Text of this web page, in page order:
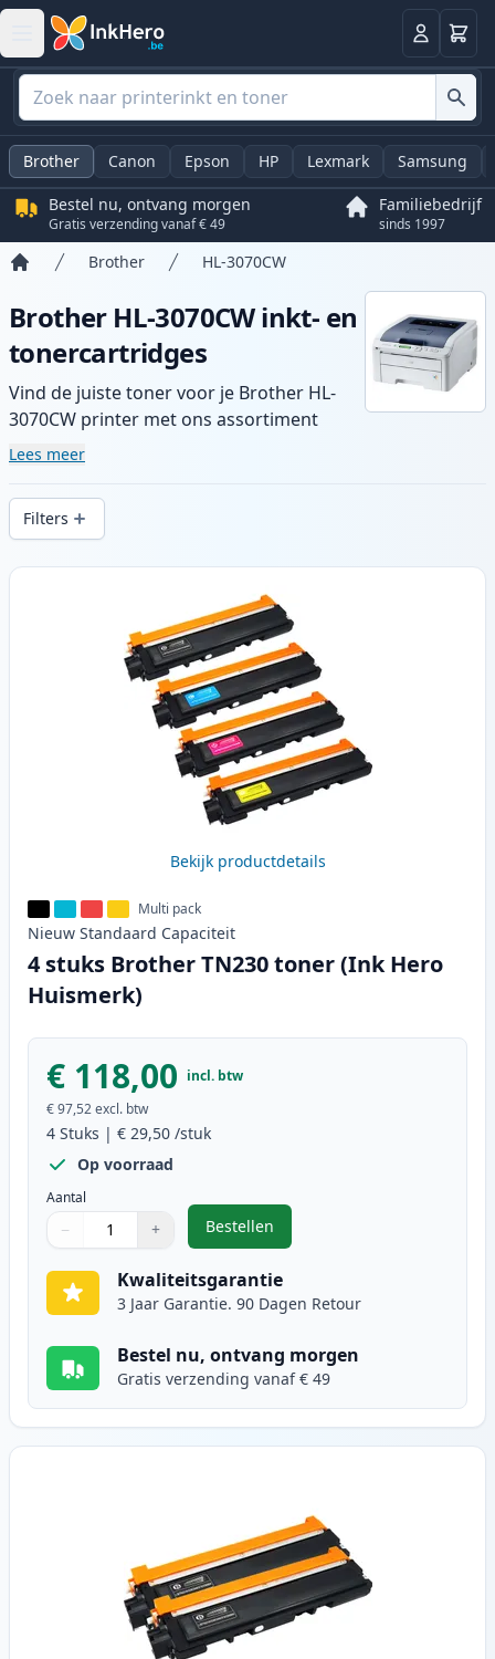
Log in
Brother Canon Epson HP Lexmark Samsung
Bestel nu, ontvang morgen
Gratis verzending vanaf € 49
Familiebedrijf
sinds 1997
Brother HL-3070CW
Brother HL-3070CW inkt- en
tonercartridges
Vind de juiste toner voor je Brother HL-
3070CW printer met ons assortiment
compatibele en high-yield cartridges.
snelle levering vanuit lokale voorraad in .
Lees meer
Filters
Producten
Bekijk productdetails
Multi pack
Nieuw Standaard Capaciteit
4 stuks Brother TN230 toner (Ink Hero
Huismerk)
€ 118,00 incl. btw
€ 97,52excl. btw
4 Stuks | € 29,50 /stuk
Op voorraad
Aantal
Gebruik de knoppen om aan te passen
− +
1
Bestellen
,4 stuks Brother TN230 toner (Ink
Kwaliteitsgarantie
3 Jaar Garantie. 90 Dagen Retour
Bestel nu, ontvang morgen
Gratis verzending vanaf € 49